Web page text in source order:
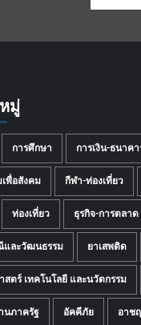
มู่
การศึกษา การเงิน-ธนาคา
เพื่อสังคม กีฬา-ท่องเที่ยว
ท่องเที่ยว ธุรกิจ-การตลาด
และวัฒนธรรม ยาเสพติด
สตร์ เทคโนโลยี และนวัตกรรม
นภาครัฐ อัคคีภัย อาช